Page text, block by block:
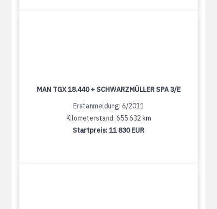
MAN TGX 18.440 + SCHWARZMÜLLER SPA 3/E
Erstanmeldung: 6/2011
Kilometerstand: 655 632 km
Startpreis:11 830 EUR